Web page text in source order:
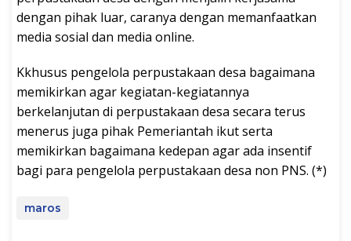
dengan pihak luar, caranya dengan memanfaatkan
media sosial dan media online.
Kkhusus pengelola perpustakaan desa bagaimana
memikirkan agar kegiatan-kegiatannya
berkelanjutan di perpustakaan desa secara terus
menerus juga pihak Pemeriantah ikut serta
memikirkan bagaimana kedepan agar ada insentif
bagi para pengelola perpustakaan desa non PNS. (*)
maros